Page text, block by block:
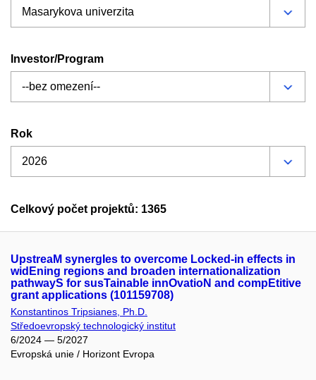
Investor/Program
Rok
Celkový počet projektů: 1365
UpstreaM synergIes to overcome Locked-in effects in
widEning regions and broaden internationalization
pathwayS for susTainable innOvatioN and compEtitive
grant applications (101159708)
Konstantinos Tripsianes, Ph.D.
Středoevropský technologický institut
6/2024 — 5/2027
Evropská unie / Horizont Evropa